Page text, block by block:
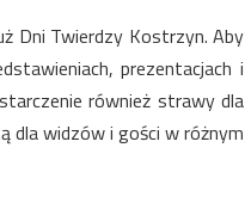
Dni Twierdzy Kostrzyn. Aby
prezentacjach i
również strawy dla
dla widzów i gości w różnym